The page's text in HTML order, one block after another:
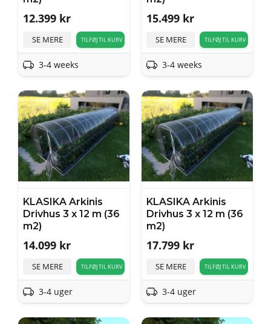
12.399 kr
SE MERE TILFØJ TIL KURV
3-4 weeks
15.499 kr
SE MERE TILFØJ TIL KURV
3-4 weeks
KLASIKA Arkinis
Drivhus 3 x 12 m (36
m2)
14.099 kr
SE MERE TILFØJ TIL KURV
3-4 uger
KLASIKA Arkinis
Drivhus 3 x 12 m (36
m2)
17.799 kr
SE MERE TILFØJ TIL KURV
3-4 uger